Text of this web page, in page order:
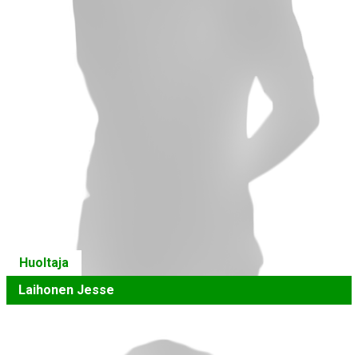
Huoltaja
Laihonen Jesse